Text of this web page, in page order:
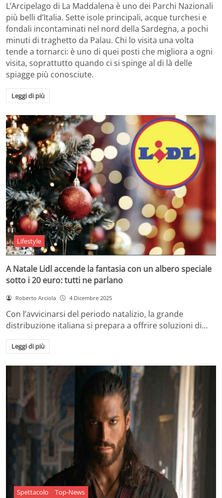
L’Arcipelago di La Maddalena è uno dei Parchi Nazionali
più belli d’Italia. Sette isole principali, acque turchesi e
fondali incontaminati nel nord della Sardegna, a pochi
minuti di traghetto da Palau. Chi lo visita una volta
tende a tornarci: è uno di quei posti che migliora a ogni
visita, soprattutto quando ci si spinge al di là delle
spiagge più conosciute.
Leggi di più
Lifestyle
A Natale Lidl accende la fantasia con un albero speciale
sotto i 20 euro: tutti ne parlano
Roberto Arciola 4 Dicembre 2025
Con l’avvicinarsi del periodo natalizio, la grande
distribuzione italiana si prepara a offrire soluzioni di…
Leggi di più
Spettacolo Top-News